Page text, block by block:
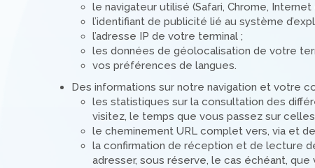
le navigateur utilisé (Safari, Chrome, Internet
l’identifiant de publicité lié au système
l’adresse IP de votre terminal ;
les données de géolocalisation de votre
vos préférences de langues.
Des informations sur notre navigation et votre
les statistiques sur la consultation des
visitez, le temps que vous passez sur
le cheminement URL complet vers, via et
la confirmation de réception et de lecture
adresser, sous réserve, le cas échéant,